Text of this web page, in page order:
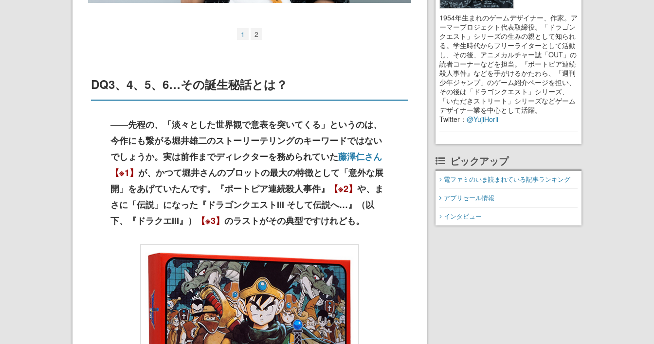
1 2
DQ3、4、5、6…その誕生秘話とは？
――先程の、「淡々とした世界観で意表を突いてくる」というのは、
今作にも繋がる堀井雄二のストーリーテリングのキーワードではない
でしょうか。実は前作までディレクターを務められていた藤澤仁さん
【※1】 が、かつて堀井さんのプロットの最大の特徴として「意外な展
開」をあげていたんです。『ポートピア連続殺人事件』
【※2】 や、ま
さに「伝説」になった『ドラゴンクエストIII そして伝説へ…』（以
下、『ドラクエIII』）
【※3】 のラストがその典型ですけれども。
1954年生まれのゲームデザイナー、作家。ア
ーマープロジェクト代表取締役。「ドラゴン
クエスト」シリーズの生みの親として知られ
る。学生時代からフリーライターとして活動
し、その後、アニメカルチャー誌「OUT」の
読者コーナーなどを担当。『ポートピア連続
殺人事件』などを手がけるかたわら、「週刊
少年ジャンプ」のゲーム紹介ページを担い、
その後は「ドラゴンクエスト」シリーズ、
「いただきストリート」シリーズなどゲーム
デザイナー業を中心として活躍。
Twitter： @YujiHorii
ピックアップ
電ファミのいま読まれている記事ランキング
アプリセール情報
インタビュー